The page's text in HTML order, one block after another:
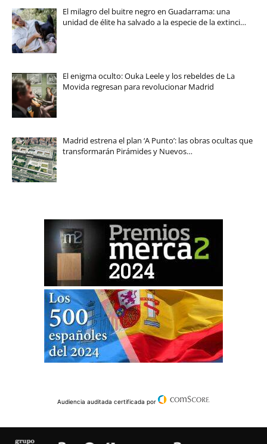
El milagro del buitre negro en Guadarrama: una
unidad de élite ha salvado a la especie de la extinci…
El enigma oculto: Ouka Leele y los rebeldes de La
Movida regresan para revolucionar Madrid
Madrid estrena el plan ‘A Punto’: las obras ocultas que
transformarán Pirámides y Nuevos…
Audiencia auditada certificada por